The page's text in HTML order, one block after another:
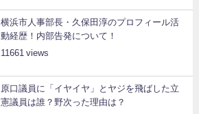
横浜市人事部長・久保田淳のプロフィール活
動経歴！内部告発について！
11661
原口議員に「イヤイヤ」とヤジを飛ばした立
憲議員は誰？野次った理由は？